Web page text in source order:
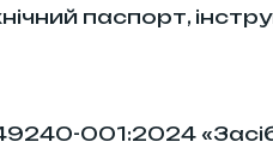
паспорт,
001:2024 «Засіб